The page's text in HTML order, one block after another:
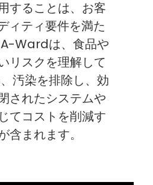
することは、お客
ィティ要件を満た
Wardは、食品や
リスクを理解して
汚染を排除し、効
されたシステムや
てコストを削減す
含まれます。